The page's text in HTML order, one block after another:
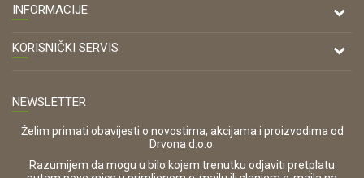
DRVONA D.O.O.
Antuna Mihanovića 7,
47000 Karlovac
OIB:
42821181683
16280
INFORMACIJE
O nama
KORISNIČKI SERVIS
Zaštita privatnosti i osobnih podataka
Korištenje kolačića
Pravo na odustajanje i jednostrani raskid ugovora
Reklamacije
NEWSLETTER
Želim primati obavijesti o novostima, akcijama i proizvodima od
Drvona d.o.o.
Razumijem da mogu u bilo kojem trenutku odjaviti pretplatu